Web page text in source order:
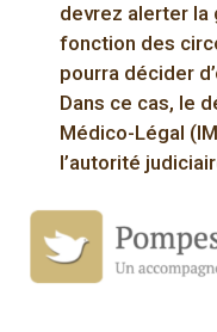
devrez alerter la
fonction des
pourra décider
Dans ce cas, le
Médico-Légal
l’autorité